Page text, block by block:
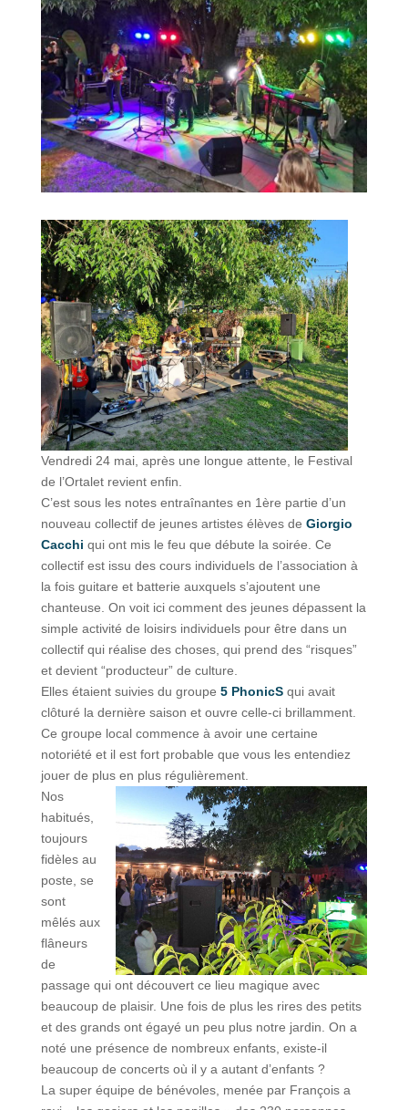
Vendredi 24 mai, après une longue attente, le Festival
de l’Ortalet revient enfin.
C’est sous les notes entraînantes en 1ère partie d’un
nouveau collectif de jeunes artistes élèves de Giorgio
Cacchi qui ont mis le feu que débute la soirée. Ce
collectif est issu des cours individuels de l’association à
la fois guitare et batterie auxquels s’ajoutent une
chanteuse. On voit ici comment des jeunes dépassent la
simple activité de loisirs individuels pour être dans un
collectif qui réalise des choses, qui prend des “risques”
et devient “producteur” de culture.
Elles étaient suivies du groupe 5 PhonicSqui avait
clôturé la dernière saison et ouvre celle-ci brillamment.
Ce groupe local commence à avoir une certaine
notoriété et il est fort probable que vous les entendiez
jouer de plus en plus régulièrement.
Nos
habitués,
toujours
fidèles au
poste, se
sont
mêlés aux
flâneurs
de
passage qui ont découvert ce lieu magique avec
beaucoup de plaisir. Une fois de plus les rires des petits
et des grands ont égayé un peu plus notre jardin. On a
noté une présence de nombreux enfants, existe-il
beaucoup de concerts où il y a autant d’enfants ?
La super équipe de bénévoles, menée par François a